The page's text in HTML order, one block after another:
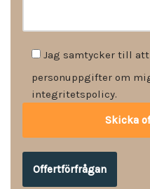
Jag samtycker till
personuppgifter om
integritetspolicy.
Offertförfrågan